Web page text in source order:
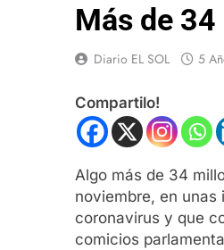
Más de
Diario EL SOL 5
Compartilo!
Algo más de 34
noviembre, en unas
coronavirus y que
comicios